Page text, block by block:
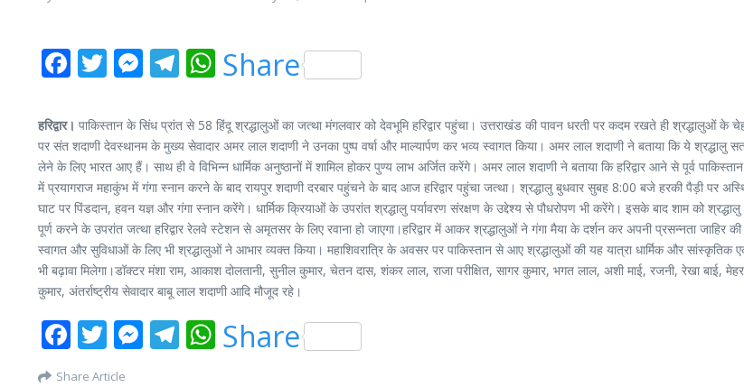
Facebook
Twitter
Messenger
Telegram
WhatsApp
Share
हरिद्वार। पाकिस्तान के सिंध प्रांत से 58 हिंदू श्रद्धालुओं का जत्था मंगलवार को देवभूमि हरिद्वार पहुंचा। उत्तराखंड की पावन धरती पर कदम रखते ही
पर संत शदाणी देवस्थानम के मुख्य सेवादार अमर लाल शदाणी ने उनका पुष्प वर्षा और माल्यार्पण कर भव्य स्वागत किया। अमर लाल शदाणी ने बताया कि ये श्रद्धालु
लेने के लिए भारत आए हैं। साथ ही वे विभिन्न धार्मिक अनुष्ठानों में शामिल होकर पुण्य लाभ अर्जित करेंगे। अमर लाल शदाणी ने बताया कि हरिद्वार आने से पूर्व
में प्रयागराज महाकुंभ में गंगा स्नान करने के बाद रायपुर शदाणी दरबार पहुंचने के बाद आज हरिद्वार पहुंचा जत्था। श्रद्धालु बुधवार सुबह 8:00 बजे हरकी पैड़ी
घाट पर पिंडदान, हवन यज्ञ और गंगा स्नान करेंगे। धार्मिक क्रियाओं के उपरांत श्रद्धालु पर्यावरण संरक्षण के उद्देश्य से पौधरोपण भी करेंगे। इसके बाद शाम को श्रद्धालु
पूर्ण करने के उपरांत जत्था हरिद्वार रेलवे स्टेशन से अमृतसर के लिए रवाना हो जाएगा।हरिद्वार में आकर श्रद्धालुओं ने गंगा मैया के दर्शन कर अपनी प्रसन्नता जाहिर
स्वागत और सुविधाओं के लिए भी श्रद्धालुओं ने आभार व्यक्त किया। महाशिवरात्रि के अवसर पर पाकिस्तान से आए श्रद्धालुओं की यह यात्रा धार्मिक और सांस्कृतिक
भी बढ़ावा मिलेगा।डॉक्टर मंशा राम, आकाश दोलतानी, सुनील कुमार, चेतन दास, शंकर लाल, राजा परीक्षित, सागर कुमार, भगत लाल, अशी माई, रजनी, रेखा बाई,
कुमार, अंतर्राष्ट्रीय सेवादार बाबू लाल शदाणी आदि मौजूद रहे।
Facebook
Twitter
Messenger
Telegram
WhatsApp
Share
Share Article